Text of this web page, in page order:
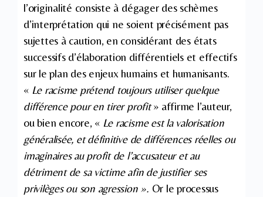
l’originalité consiste à dégager des schèmes
d’interprétation qui ne soient précisément pas
sujettes à caution, en considérant des états
successifs d’élaboration différentiels et effectifs
sur le plan des enjeux humains et humanisants.
«Le racisme prétend toujours utiliser quelque
différence pour en tirer profit» affirme l’auteur,
ou bien encore, « Le racisme est la valorisation
généralisée, et définitive de différences réelles ou
imaginaires au profit de l’accusateur et au
détriment de sa victime afin de justifier ses
privilèges ou son agression ». Or le processus